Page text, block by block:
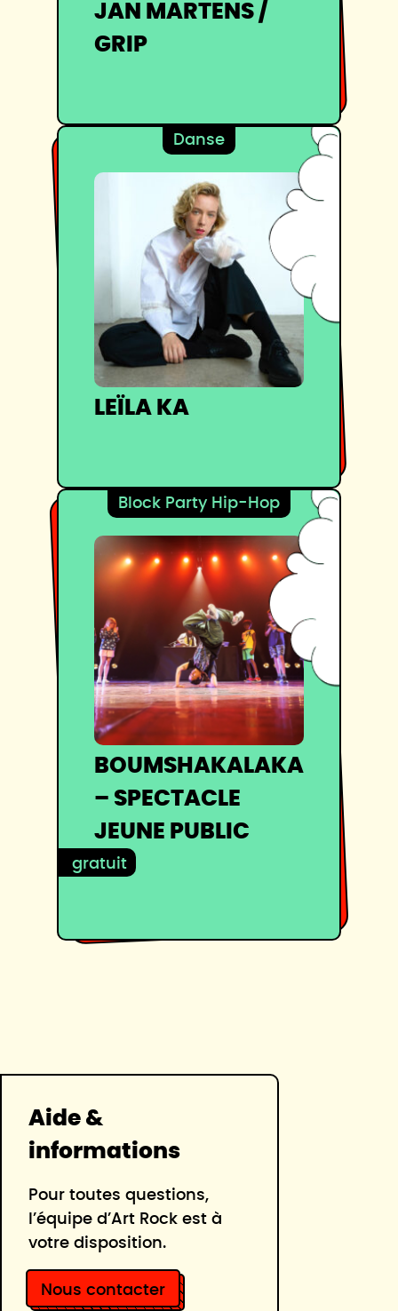
JAN MARTENS /
GRIP
Danse
LEÏLA KA
Block Party Hip-Hop
BOUMSHAKALAKA
– SPECTACLE
JEUNE PUBLIC
gratuit
Aide &
informations
Pour toutes questions,
l’équipe d’Art Rock est à
votre disposition.
Nous contacter